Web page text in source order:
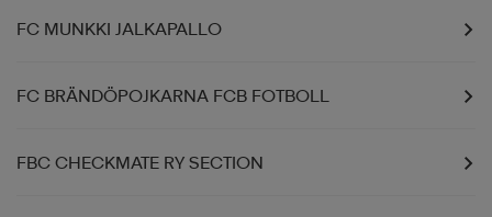
FC MUNKKI JALKAPALLO
FC BRÄNDÖPOJKARNA FCB FOTBOLL
FBC CHECKMATE RY SECTION